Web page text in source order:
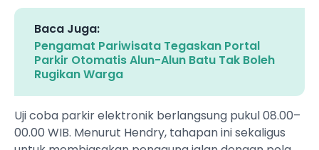
Baca Juga:
Pengamat Pariwisata Tegaskan Portal
Parkir Otomatis Alun-Alun Batu Tak Boleh
Rugikan Warga
Uji coba parkir elektronik berlangsung pukul 08.00–
00.00 WIB. Menurut Hendry, tahapan ini sekaligus